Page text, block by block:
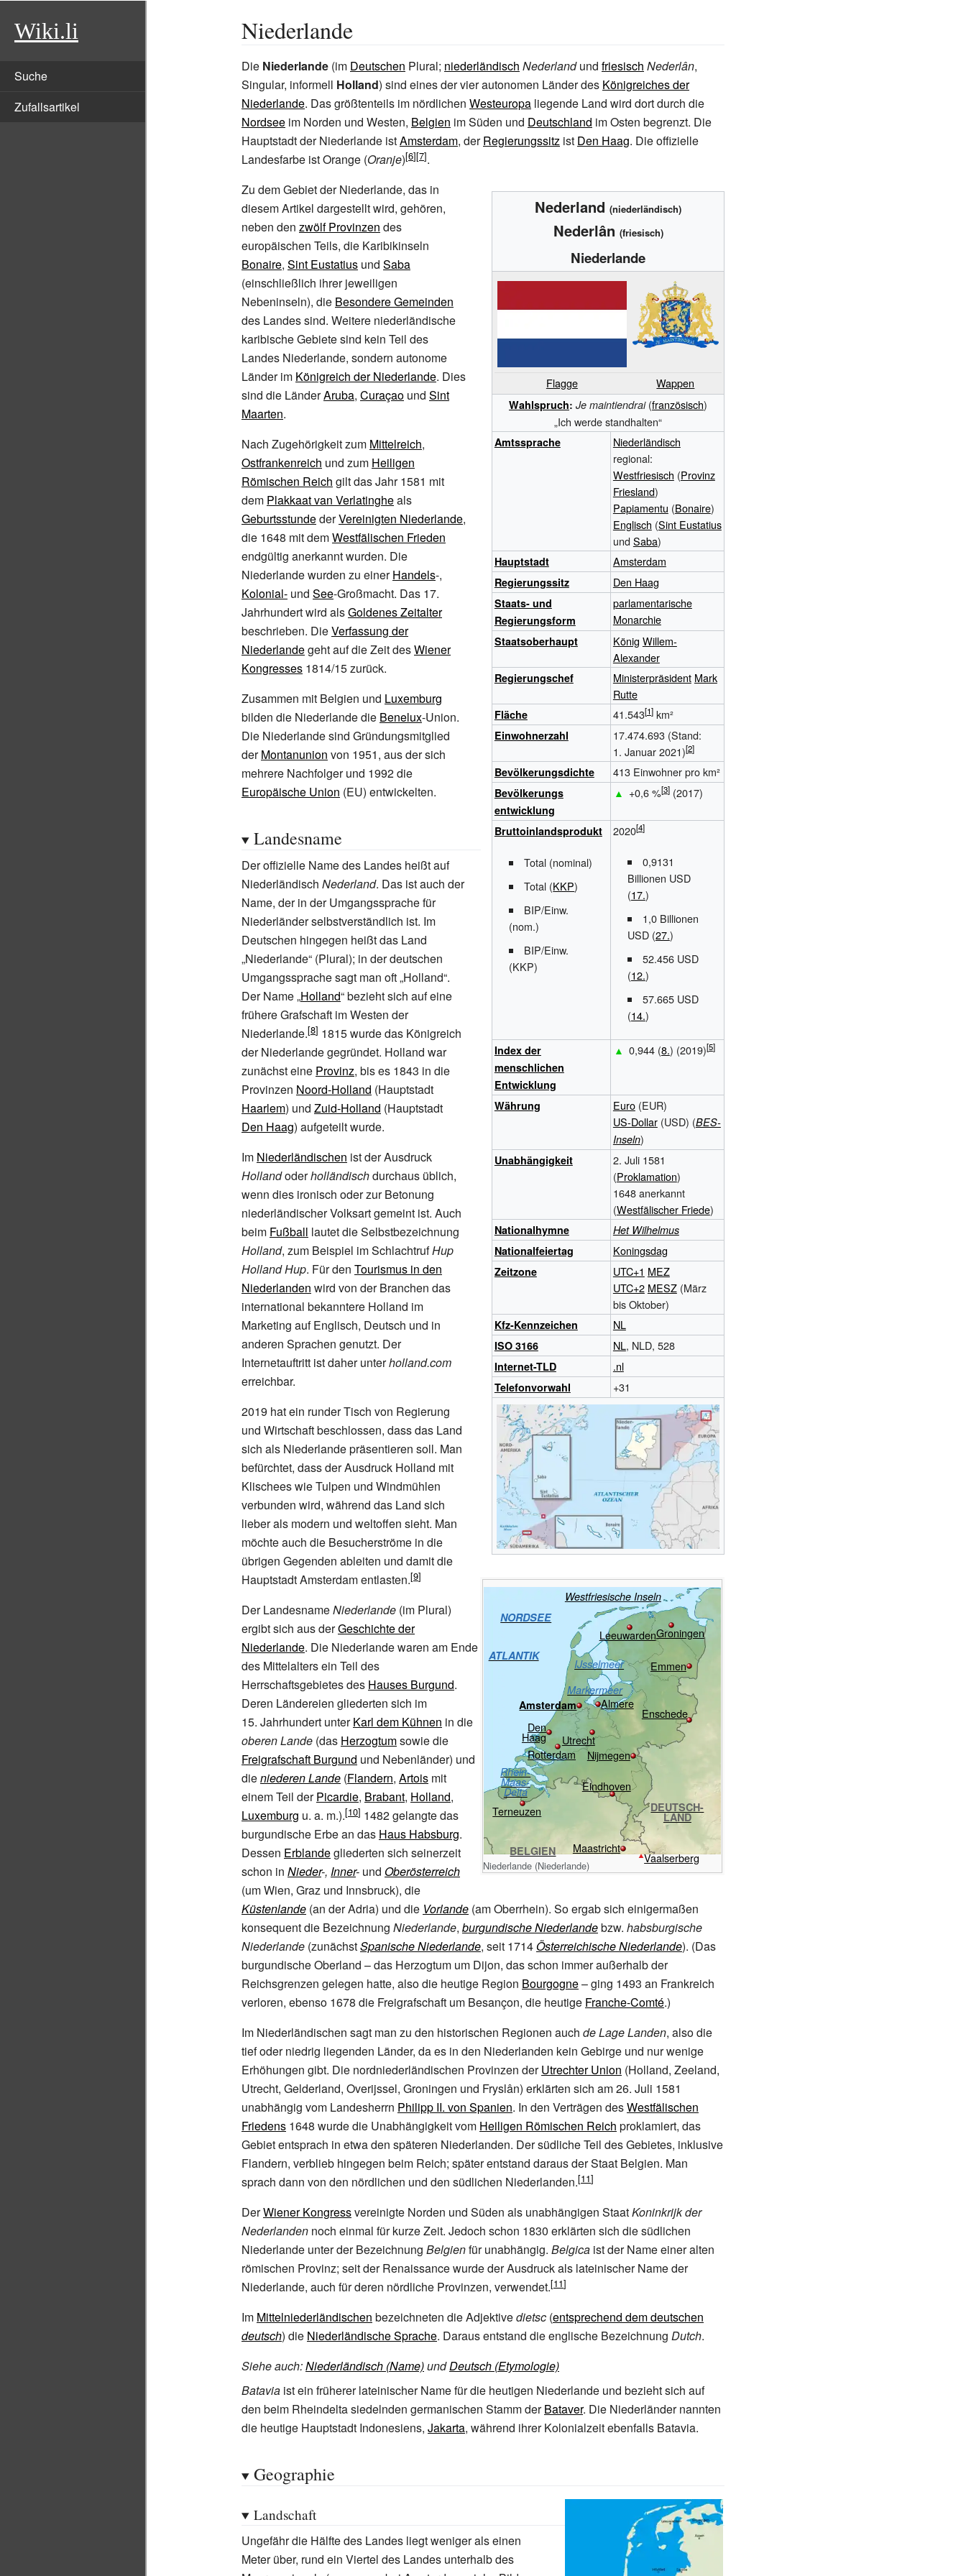
Wiki.li
Suche
Zufallsartikel
Niederlande
Die Niederlande (im Deutschen Plural; niederländisch Nederlandund friesisch Nederlân,
Singular, informell Holland) sind eines der vier autonomen Länder des Königreiches der
Niederlande. Das größtenteils im nördlichen Westeuropa liegende Land wird dort durch die
Nordsee im Norden und Westen, Belgien im Süden und Deutschland im Osten begrenzt. Die
Hauptstadt der Niederlande istAmsterdam, derRegierungssitz ist Den Haag. Die offizielle
Landesfarbe ist Orange (Oranje) .
Nederland (niederländisch)
Nederlân (friesisch)
Niederlande
Flagge Wappen
Wahlspruch: Je maintiendrai(französisch)
„Ich werde standhalten“
Amtssprache
Niederländisch
regional:
Westfriesisch (Provinz
Friesland)
Papiamentu (Bonaire)
Englisch (Sint Eustatius
undSaba)
Hauptstadt Amsterdam
Regierungssitz Den Haag
Staats- und
Regierungsform
parlamentarische
Monarchie
Staatsoberhaupt König Willem-
Alexander
Regierungschef Ministerpräsident Mark
Rutte
Fläche 41.543 km²
Einwohnerzahl
17.474.693 (Stand:
1. Januar 2021)
Bevölkerungsdichte 413 Einwohner pro km²
Bevölkerungs
entwicklung
▲ +0,6% (2017)
Bruttoinlandsprodukt
Total (nominal)
Total (KKP)
BIP/Einw.
(nom.)
BIP/Einw.
(KKP)
2020
0,9131
Billionen USD
(17.)
1,0 Billionen
USD (27.)
52.456 USD
(12.)
57.665 USD
(14.)
Index der
menschlichen
Entwicklung
▲ 0,944(8.) (2019)
Währung Euro(EUR)
US-Dollar(USD) (BES-
Inseln)
Unabhängigkeit
2. Juli 1581
(Proklamation)
1648 anerkannt
(Westfälischer Friede)
Nationalhymne
Het Wilhelmus
Nationalfeiertag
Koningsdag
Zeitzone UTC+1 MEZ
UTC+2 MESZ(März
bis Oktober)
Kfz-Kennzeichen NL
ISO 3166 NL, NLD, 528
Internet-TLD .nl
Telefonvorwahl +31
Niederlande (Niederlande)
Amsterdam
Emmen
Almere
Den
Haag
Leeuwarden
Nijmegen
Groningen
Maastricht
Eindhoven
Enschede
Rotterdam
Utrecht
Terneuzen
Vaalserberg
BELGIEN
DEUTSCH-
LAND
ATLANTIK
NORDSEE
IJsselmeer
Markermeer
Rhein-
Maas-
Delta
Westfriesische Inseln
Zu dem Gebiet der Niederlande, das in
diesem Artikel dargestellt wird, gehören,
neben den zwölf Provinzen des
europäischen Teils, die Karibikinseln
Bonaire, Sint Eustatius und Saba
(einschließlich ihrer jeweiligen
Nebeninseln), die Besondere Gemeinden
des Landes sind. Weitere niederländische
karibische Gebiete sind kein Teil des
Landes Niederlande, sondern autonome
Länder im Königreich der Niederlande. Dies
sind die LänderAruba, Curaçao und Sint
Maarten.
Nach Zugehörigkeit zum Mittelreich,
Ostfrankenreich und zum Heiligen
Römischen Reich gilt das Jahr 1581 mit
dem Plakkaat van Verlatingheals
GeburtsstundederVereinigten Niederlande,
die 1648 mit demWestfälischen Frieden
endgültig anerkannt wurden. Die
Niederlande wurden zu einerHandels-,
Kolonial- und See-Großmacht. Das 17.
Jahrhundert wird alsGoldenes Zeitalter
beschrieben. DieVerfassung der
Niederlandegeht auf die Zeit desWiener
Kongresses 1814/15 zurück.
Zusammen mit Belgien und Luxemburg
bilden die Niederlande die Benelux-Union.
Die Niederlande sind Gründungsmitglied
derMontanunion von 1951, aus der sich
mehrere Nachfolger und 1992 die
Europäische Union (EU) entwickelten.
Landesname
Der offizielle Name des Landes heißt auf
Niederländisch Nederland. Das ist auch der
Name, der in der Umgangssprache für
Niederländer selbstverständlich ist. Im
Deutschen hingegen heißt das Land
„Niederlande“ (Plural); in der deutschen
Umgangssprache sagt man oft „Holland“.
Der Name „Holland“ bezieht sich auf eine
frühere Grafschaft im Westen der
Niederlande.
1815 wurde das Königreich
der Niederlande gegründet. Holland war
zunächst eine Provinz, bis es 1843 in die
Provinzen Noord-Holland (Hauptstadt
Haarlem) und Zuid-Holland (Hauptstadt
Den Haag) aufgeteilt wurde.
Im Niederländischen ist der Ausdruck
Hollandoderholländischdurchaus üblich,
wenn dies ironisch oder zur Betonung
niederländischer Volksart gemeint ist. Auch
beim Fußball lautet die Selbstbezeichnung
Holland, zum Beispiel im SchlachtrufHup
Holland Hup. Für den Tourismus in den
Niederlanden wird von der Branchen das
international bekanntere Holland im
Marketing auf Englisch, Deutsch und in
anderen Sprachen genutzt. Der
Internetauftritt ist daher unterholland.com
erreichbar.
2019 hat ein runder Tisch von Regierung
und Wirtschaft beschlossen, dass das Land
sich als Niederlande präsentieren soll. Man
befürchtet, dass der Ausdruck Holland mit
Klischees wie Tulpen und Windmühlen
verbunden wird, während das Land sich
lieber als modern und weltoffen sieht. Man
möchte auch die Besucherströme in die
übrigen Gegenden ableiten und damit die
Hauptstadt Amsterdam entlasten.
Der LandesnameNiederlande (im Plural)
ergibt sich aus derGeschichte der
Niederlande. Die Niederlande waren am Ende
des Mittelalters ein Teil des
Herrschaftsgebietes des Hauses Burgund.
Deren Ländereien gliederten sich im
15. Jahrhundert unterKarl dem Kühnen in die
oberen Lande (das Herzogtumsowie die
Freigrafschaft Burgund und Nebenländer) und
dieniederen Lande (Flandern, Artois mit
einem Teil derPicardie, Brabant, Holland,
Luxemburg u. a. m.).
1482 gelangte das
burgundische Erbe an das Haus Habsburg.
Dessen Erblandegliederten sich seinerzeit
schon in Nieder-, Inner- und Oberösterreich
(um Wien, Graz und Innsbruck), die
Küstenlande (an der Adria) und die Vorlande (am Oberrhein). So ergab sich einigermaßen
konsequent die Bezeichnung Niederlande, burgundische Niederlandebzw. habsburgische
Niederlande (zunächstSpanische Niederlande, seit 1714Österreichische Niederlande). (Das
burgundische Oberland – das Herzogtum um Dijon, das schon immer außerhalb der
Reichsgrenzen gelegen hatte, also die heutige Region Bourgogne– ging 1493 an Frankreich
verloren, ebenso 1678 die Freigrafschaft um Besançon, die heutige Franche-Comté.)
Im Niederländischen sagt man zu den historischen Regionen auch de Lage Landen, also die
tief oder niedrig liegenden Länder, da es in den Niederlanden kein Gebirge und nur wenige
Erhöhungen gibt. Die nordniederländischen Provinzen derUtrechter Union (Holland, Zeeland,
Utrecht, Gelderland, Overijssel, Groningen und Fryslân) erklärten sich am 26. Juli 1581
unabhängig vom Landesherrn Philipp II. von Spanien. In den Verträgen desWestfälischen
Friedens 1648 wurde die Unabhängigkeit vom Heiligen Römischen Reich proklamiert, das
Gebiet entsprach in etwa den späteren Niederlanden. Der südliche Teil des Gebietes, inklusive
Flandern, verblieb hingegen beim Reich; später entstand daraus der Staat Belgien. Man
sprach dann von den nördlichen und den südlichen Niederlanden.
DerWiener Kongressvereinigte Norden und Süden als unabhängigen StaatKoninkrijk der
Nederlanden noch einmal für kurze Zeit. Jedoch schon 1830 erklärten sich die südlichen
Niederlande unter der Bezeichnung Belgienfür unabhängig. Belgica ist der Name einer alten
römischen Provinz; seit der Renaissance wurde der Ausdruck als lateinischer Name der
Niederlande, auch für deren nördliche Provinzen, verwendet.
Im Mittelniederländischen bezeichneten die Adjektivedietsc (entsprechend dem deutschen
deutsch) die Niederländische Sprache. Daraus entstand die englische Bezeichnung Dutch.
Siehe auch:Niederländisch (Name)undDeutsch (Etymologie)
Batavia ist ein früherer lateinischer Name für die heutigen Niederlande und bezieht sich auf
den beim Rheindelta siedelnden germanischen Stamm derBataver. Die Niederländer nannten
die heutige Hauptstadt Indonesiens, Jakarta, während ihrer Kolonialzeit ebenfalls Batavia.
Geographie
Landschaft
Ungefähr die Hälfte des Landes liegt weniger als einen
Meter über, rund ein Viertel des Landes unterhalb des